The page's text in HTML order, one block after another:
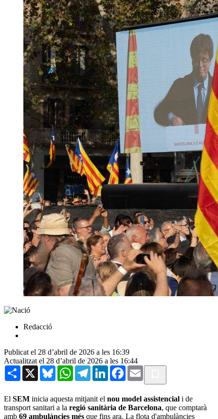
Redacció
Publicat el 28 d’abril de 2026 a les 16:39
Actualitzat el 28 d’abril de 2026 a les 16:44
Share X BlueskyWhatsAppTelegramLinkedInFacebook
Email
El SEM inicia aquesta mitjanit el nou model assistencial i de
transport sanitari a la regió sanitària de Barcelona, que comptarà
amb 69 ambulàncies més que fins ara. La flota d'ambulàncies